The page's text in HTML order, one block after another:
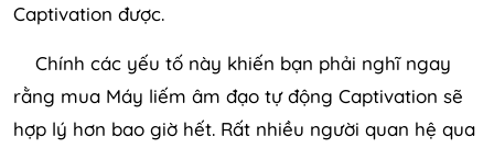
Captivation được.
Chính các yếu tố này khiến bạn phải nghĩ ngay
rằng mua Máy liếm âm đạo tự động Captivation sẽ
hợp lý hơn bao giờ hết. Rất nhiều người quan hệ qua